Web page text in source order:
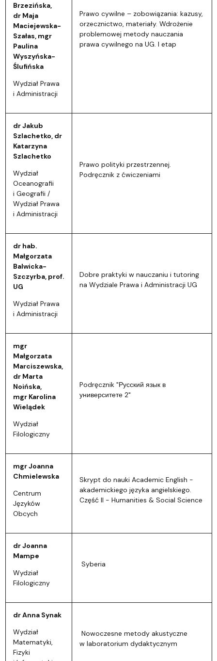
Brzezińska,
dr Maja
Maciejewska-
Szałas, mgr
Paulina
Wyszyńska-
Ślufińska
Wydział Prawa
i Administracji
Prawo cywilne – zobowiązania: kazusy,
orzecznictwo, materiały. Wdrożenie
problemowej metody nauczania
prawa cywilnego na UG. I etap
dr Jakub
Szlachetko, dr
Katarzyna
Szlachetko
Wydział
Oceanografii
i Geografii /
Wydział Prawa
i Administracji
Prawo polityki przestrzennej.
Podręcznik z ćwiczeniami
dr hab.
Małgorzata
Balwicka-
Szczyrba, prof.
UG
Wydział Prawa
i Administracji
Dobre praktyki w nauczaniu i tutoring
na Wydziale Prawa i Administracji UG
mgr
Małgorzata
Marciszewska,
dr Marta
Noińska,
mgr Karolina
Wielądek
Wydział
Filologiczny
Podręcznik "Русский язык в
университете 2"
mgr Joanna
Chmielewska
Centrum
Języków
Obcych
Skrypt do nauki Academic English -
akademickiego języka angielskiego.
Część II - Humanities & Social Science
dr Joanna
Mampe
Wydział
Filologiczny
Syberia
dr Anna Synak
Wydział
Matematyki,
Fizyki
Nowoczesne metody akustyczne
w laboratorium dydaktycznym